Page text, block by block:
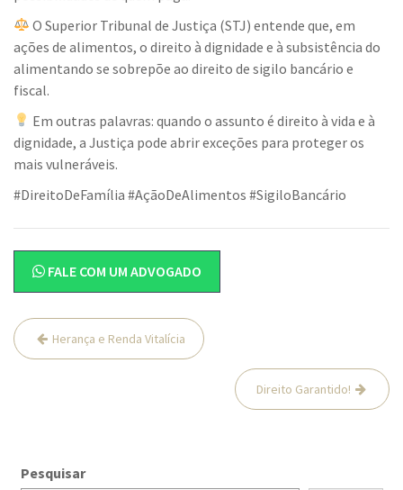
O Superior Tribunal de Justiça (STJ) entende que, em
ações de alimentos, o direito à dignidade e à subsistência do
alimentando se sobrepõe ao direito de sigilo bancário e
fiscal.
Em outras palavras: quando o assunto é direito à vida e à
dignidade, a Justiça pode abrir exceções para proteger os
mais vulneráveis.
#DireitoDeFamília #AçãoDeAlimentos #SigiloBancário
FALE COM UM ADVOGADO
Navegação
de
Herança e Renda Vitalícia
Direito Garantido!
Pesquisar